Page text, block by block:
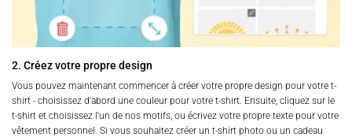
2. Créez votre propre design
Vous pouvez maintenant commencer à créer votre propre design pour votre t-
shirt - choisissez d'abord une couleur pour votre t-shirt. Ensuite, cliquez sur le
t-shirt et choisissez l'un de nos motifs, ou écrivez votre propre texte pour votre
vêtement personnel. Si vous souhaitez créer un t-shirt photo ou un cadeau